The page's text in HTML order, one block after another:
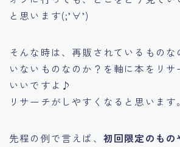
と思います(;’∀’)
そんな時は、 再販されているものな
いないものなのか？ を軸に本をリサ
いいですよ♪
リサーチがしやすくなると思います。
先程の例で言えば、 初回限定のもの